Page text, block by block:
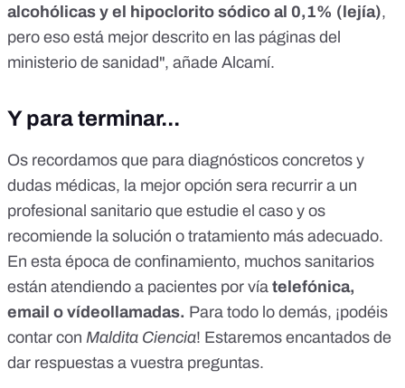
alcohólicas y el hipoclorito sódico al 0,1% (lejía),
pero eso está mejor descrito en las páginas del
ministerio de sanidad", añade Alcamí.
Y para terminar...
Os recordamos que para diagnósticos concretos y
dudas médicas, la mejor opción sera recurrir a un
profesional sanitario que estudie el caso y os
recomiende la solución o tratamiento más adecuado.
En esta época de confinamiento, muchos sanitarios
están atendiendo a pacientes por vía telefónica,
email o vídeollamadas. Para todo lo demás, ¡podéis
contar con Maldita Ciencia! Estaremos encantados de
dar respuestas a vuestra preguntas.